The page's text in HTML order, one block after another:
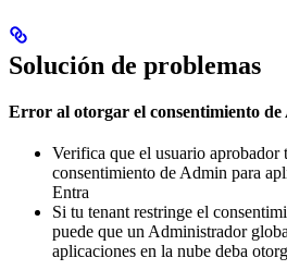
Solución de problemas
Error al otorgar el consentimiento de
Verifica que el usuario aprobador
consentimiento de Admin para
Entra
Si tu tenant restringe el
puede que un Administrador
aplicaciones en la nube deba